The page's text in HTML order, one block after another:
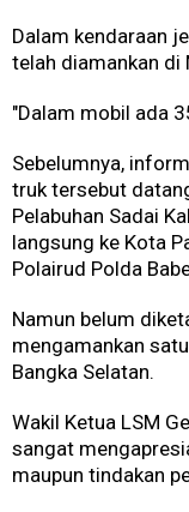
Dalam kendaraan
telah diamankan di
"Dalam mobil ada
Sebelumnya,
truk tersebut
Pelabuhan Sadai
langsung ke Kota
Polairud Polda
Namun belum
mengamankan
Bangka Selatan.
Wakil Ketua LSM
sangat
maupun tindakan